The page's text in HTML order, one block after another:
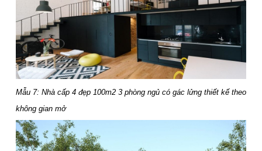
Mẫu 7: Nhà cấp 4 đẹp 100m2 3 phòng ngủ có gác lửng thiết kế theo
không gian mở